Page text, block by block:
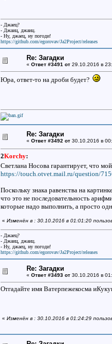
- Джаец?
- Джаиц, джаиц.
- Ну, джаец, ну погоди!
https://github.com/egorovav/Ja2Project/releases
Re: Загадки
« Ответ #3491 от29.10.2016 в
Юра, ответ-то на дроби будет?
Re: Загадки
« Ответ #3492 от30.10.2016 в
2Korchy:
Светлана Носова гарантирует, что
https://touch.otvet.mail.ru/question/
Поскольку знака равенства на
что это не последовательность
которые надо выполнить, а просто
« Изменён в : 30.10.2016 в 01:01:20
- Джаец?
- Джаиц, джаиц.
- Ну, джаец, ну погоди!
https://github.com/egorovav/Ja2Project/releases
Re: Загадки
« Ответ #3493 от30.10.2016 в
Отгадайте имя Ватерпежекосма
« Изменён в : 30.10.2016 в 01:24:29